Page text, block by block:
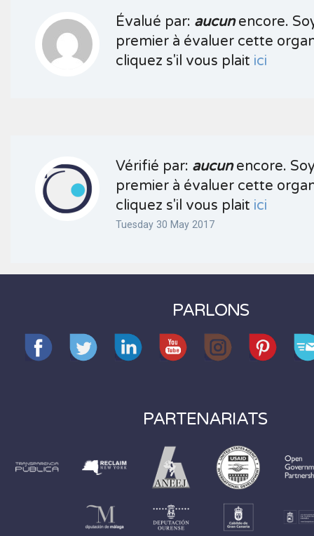
Évalué par: aucunencore.
premier à évaluer cette
cliquez s'il vous plait ici
Vérifié par: aucunencore.
premier à évaluer cette
cliquez s'il vous plait ici
Tuesday 30 May 2017
PARLONS
PARTENARIATS